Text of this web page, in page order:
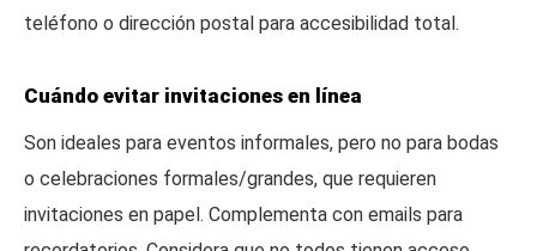
teléfono o dirección postal para accesibilidad total.
Cuándo evitar invitaciones en línea
Son ideales para eventos informales, pero no para bodas
o celebraciones formales/grandes, que requieren
invitaciones en papel. Complementa con emails para